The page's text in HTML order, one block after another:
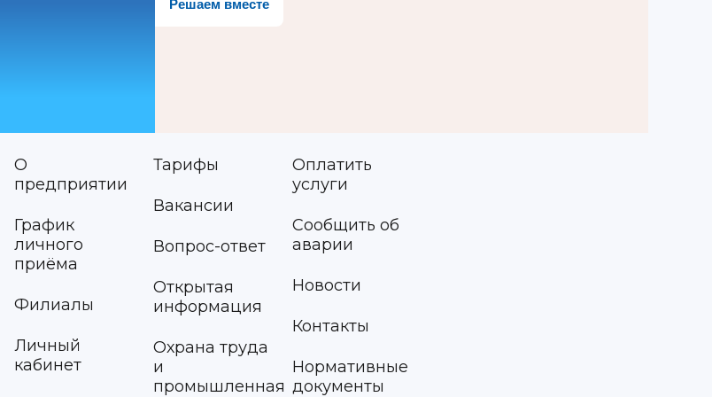
Решаем вместе
О
предприятии
График
личного
приёма
Филиалы
Личный
кабинет
Тарифы
Вакансии
Вопрос-ответ
Открытая
информация
Охрана труда
и
промышленная
Оплатить
услуги
Сообщить об
аварии
Новости
Контакты
Нормативные
документы